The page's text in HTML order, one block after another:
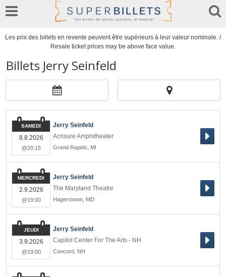
Les prix des billets en revente peuvent être supérieurs à leur valeur nominale. /
Resale ticket prices may be above face value.
Billets Jerry Seinfeld
Jerry Seinfeld
Acrisure Amphitheater
Grand Rapids MI
SAMEDI
8.8.2026
@20:15
Jerry Seinfeld
The Maryland Theatre
Hagerstown MD
MERCREDI
2.9.2026
@19:00
Jerry Seinfeld
Capitol Center For The Arts - NH
Concord NH
JEUDI
3.9.2026
@19:00